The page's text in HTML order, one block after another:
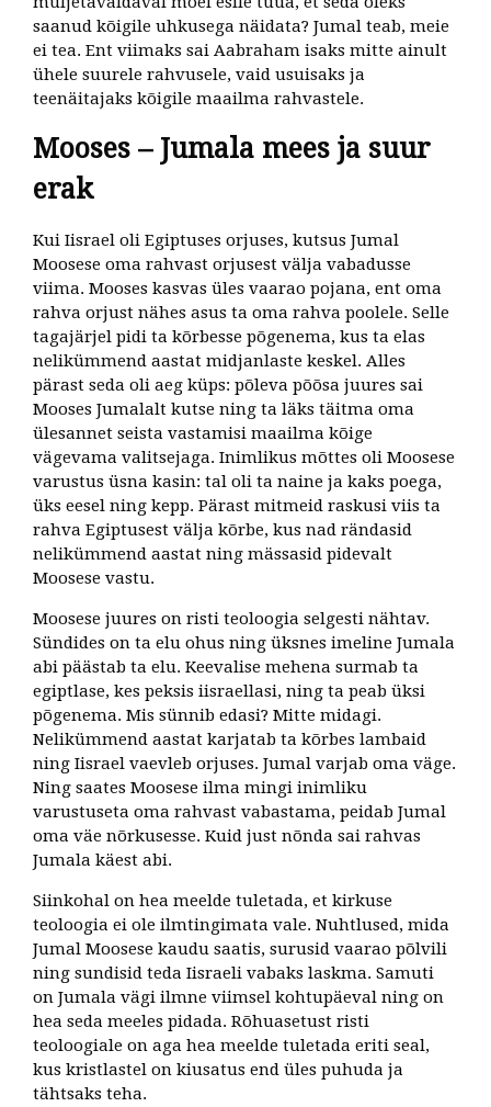
saanud kõigile uhkusega näidata? Jumal teab, meie
ei tea. Ent viimaks sai Aabraham isaks mitte ainult
ühele suurele rahvusele, vaid usuisaks ja
teenäitajaks kõigile maailma rahvastele.
Mooses – Jumala mees ja suur
erak
Kui Iisrael oli Egiptuses orjuses, kutsus Jumal
Moosese oma rahvast orjusest välja vabadusse
viima. Mooses kasvas üles vaarao pojana, ent oma
rahva orjust nähes asus ta oma rahva poolele. Selle
tagajärjel pidi ta kõrbesse põgenema, kus ta elas
nelikümmend aastat midjanlaste keskel. Alles
pärast seda oli aeg küps: põleva põõsa juures sai
Mooses Jumalalt kutse ning ta läks täitma oma
ülesannet seista vastamisi maailma kõige
vägevama valitsejaga. Inimlikus mõttes oli Moosese
varustus üsna kasin: tal oli ta naine ja kaks poega,
üks eesel ning kepp. Pärast mitmeid raskusi viis ta
rahva Egiptusest välja kõrbe, kus nad rändasid
nelikümmend aastat ning mässasid pidevalt
Moosese vastu.
Moosese juures on risti teoloogia selgesti nähtav.
Sündides on ta elu ohus ning üksnes imeline Jumala
abi päästab ta elu. Keevalise mehena surmab ta
egiptlase, kes peksis iisraellasi, ning ta peab üksi
põgenema. Mis sünnib edasi? Mitte midagi.
Nelikümmend aastat karjatab ta kõrbes lambaid
ning Iisrael vaevleb orjuses. Jumal varjab oma väge.
Ning saates Moosese ilma mingi inimliku
varustuseta oma rahvast vabastama, peidab Jumal
oma väe nõrkusesse. Kuid just nõnda sai rahvas
Jumala käest abi.
Siinkohal on hea meelde tuletada, et kirkuse
teoloogia ei ole ilmtingimata vale. Nuhtlused, mida
Jumal Moosese kaudu saatis, surusid vaarao põlvili
ning sundisid teda Iisraeli vabaks laskma. Samuti
on Jumala vägi ilmne viimsel kohtupäeval ning on
hea seda meeles pidada. Rõhuasetust risti
teoloogiale on aga hea meelde tuletada eriti seal,
kus kristlastel on kiusatus end üles puhuda ja
tähtsaks teha.